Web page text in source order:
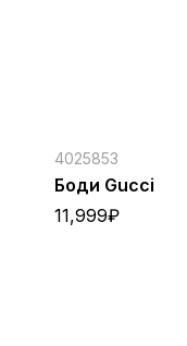
4025853
Боди Gucci
11,999₽